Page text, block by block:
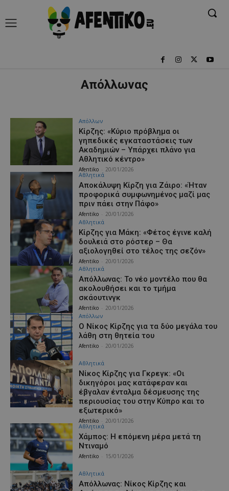
Απόλλωνας
Απόλλων
Κίρζης: «Κύριο πρόβλημα οι
γηπεδικές εγκαταστάσεις των
Ακαδημιών – Υπάρχει πλάνο για
Αθλητικό κέντρο»
Afentiko 20/01/2026
Αθλητικά
Αποκάλυψη Κίρζη για Ζάιρο: «Ήταν
προφορικά συμφωνημένος μαζί μας
πριν πάει στην Πάφο»
Afentiko 20/01/2026
Αθλητικά
Κίρζης για Μάκη: «Φέτος έγινε καλή
δουλειά στο ρόστερ – Θα
αξιολογηθεί στο τέλος της σεζόν»
Afentiko 20/01/2026
Αθλητικά
Απόλλωνας: Το νέο μοντέλο που θα
ακολουθήσει και το τμήμα
σκάουτινγκ
Afentiko 20/01/2026
Απόλλων
Ο Νίκος Κίρζης για τα δύο μεγάλα του
λάθη στη θητεία του
Afentiko 20/01/2026
Αθλητικά
Νίκος Κίρζης για Γκρεγκ: «Οι
δικηγόροι μας κατάφεραν και
έβγαλαν ένταλμα δέσμευσης της
περιουσίας του στην Κύπρο και το
εξωτερικό»
Afentiko 20/01/2026
Αθλητικά
Χάμπος: Η επόμενη μέρα μετά τη
Ντιναμό
Afentiko 15/01/2026
Αθλητικά
Απόλλωνας: Νίκος Κίρζης και